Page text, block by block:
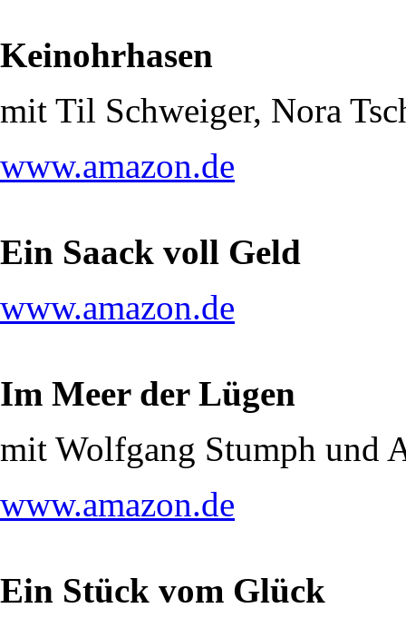
Keinohrhasen
mit Til Schweiger, Nora
www.amazon.de
Ein Saack voll Geld
www.amazon.de
Im Meer der Lügen
mit Wolfgang Stumph und
www.amazon.de
Ein Stück vom Glück